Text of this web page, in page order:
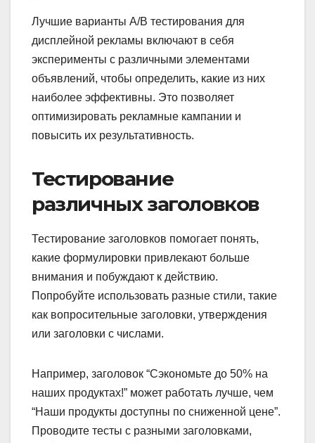
Лучшие варианты A/B тестирования для
дисплейной рекламы включают в себя
эксперименты с различными элементами
объявлений, чтобы определить, какие из них
наиболее эффективны. Это позволяет
оптимизировать рекламные кампании и
повысить их результативность.
Тестирование
различных заголовков
Тестирование заголовков помогает понять,
какие формулировки привлекают больше
внимания и побуждают к действию.
Попробуйте использовать разные стили, такие
как вопросительные заголовки, утверждения
или заголовки с числами.
Например, заголовок “Сэкономьте до 50% на
наших продуктах!” может работать лучше, чем
“Наши продукты доступны по сниженной цене”.
Проводите тесты с разными заголовками,